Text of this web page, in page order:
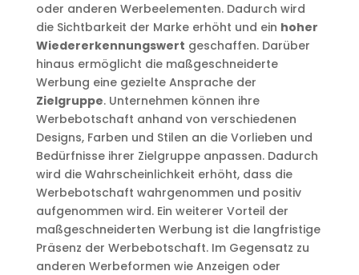
oder anderen Werbeelementen. Dadurch wird
die Sichtbarkeit der Marke erhöht und ein hoher
Wiedererkennungswert geschaffen. Darüber
hinaus ermöglicht die maßgeschneiderte
Werbung eine gezielte Ansprache der
Zielgruppe. Unternehmen können ihre
Werbebotschaft anhand von verschiedenen
Designs, Farben und Stilen an die Vorlieben und
Bedürfnisse ihrer Zielgruppe anpassen. Dadurch
wird die Wahrscheinlichkeit erhöht, dass die
Werbebotschaft wahrgenommen und positiv
aufgenommen wird. Ein weiterer Vorteil der
maßgeschneiderten Werbung ist die langfristige
Präsenz der Werbebotschaft. Im Gegensatz zu
anderen Werbeformen wie Anzeigen oder